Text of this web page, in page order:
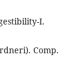
I.
Comp.